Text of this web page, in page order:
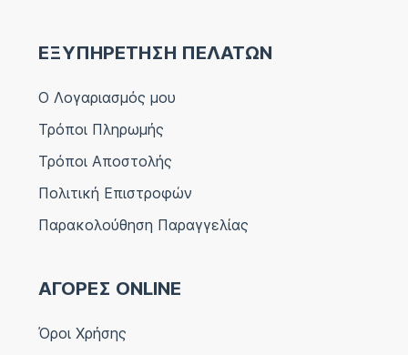
ΕΞΥΠΗΡΕΤΗΣΗ ΠΕΛΑΤΩΝ
Ο Λογαριασμός μου
Τρόποι Πληρωμής
Τρόποι Αποστολής
Πολιτική Επιστροφών
Παρακολούθηση Παραγγελίας
ΑΓΟΡΕΣ ONLINE
Όροι Χρήσης